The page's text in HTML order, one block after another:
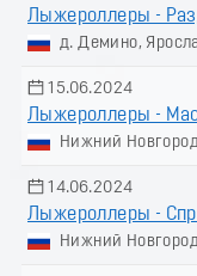
Лыжероллеры -
д. Демино,
15.06.2024
Лыжероллеры -
Нижний
14.06.2024
Лыжероллеры -
Нижний